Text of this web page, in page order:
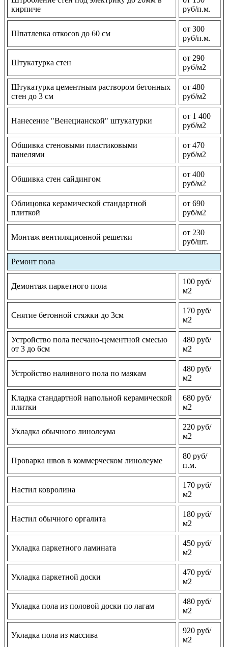
кирпиче
руб/п.м.
Шпатлевка откосов до 60 см
от 300
руб/п.м.
Штукатурка стен
от 290
руб/м2
Штукатурка цементным раствором бетонных
стен до 3 см
от 480
руб/м2
Нанесение "Венецианской" штукатурки
от 1 400
руб/м2
Обшивка стеновыми пластиковыми
панелями
от 470
руб/м2
Обшивка стен сайдингом
от 400
руб/м2
Облицовка керамической стандартной
плиткой
от 690
руб/м2
Монтаж вентиляционной решетки
от 230
руб/шт.
Ремонт пола
Демонтаж паркетного пола
100 руб/
м2
Снятие бетонной стяжки до 3см
170 руб/
м2
Устройство пола песчано-цементной смесью
от 3 до 6см
480 руб/
м2
Устройство наливного пола по маякам
480 руб/
м2
Кладка стандартной напольной керамической
плитки
680 руб/
м2
Укладка обычного линолеума
220 руб/
м2
Проварка швов в коммерческом линолеуме
80 руб/
п.м.
Настил ковролина
170 руб/
м2
Настил обычного оргалита
180 руб/
м2
Укладка паркетного ламината
450 руб/
м2
Укладка паркетной доски
470 руб/
м2
Укладка пола из половой доски по лагам
480 руб/
м2
Укладка пола из массива
920 руб/
м2